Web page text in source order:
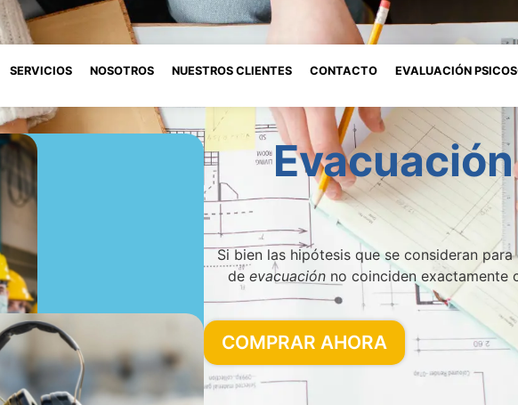
SERVICIOS NOSOTROS NUESTROS CLIENTES CONTACTO EVALUACIÓN
Si bien las hipótesis que se consideran
de evacuaciónno coinciden exactamente
COMPRAR AHORA